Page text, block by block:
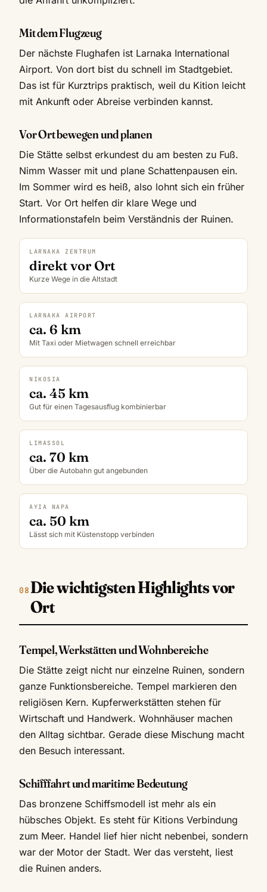
Mit dem Flugzeug
Der nächste Flughafen ist Larnaka International
Airport. Von dort bist du schnell im Stadtgebiet.
Das ist für Kurztrips praktisch, weil du Kition leicht
mit Ankunft oder Abreise verbinden kannst.
Vor Ort bewegen und planen
Die Stätte selbst erkundest du am besten zu Fuß.
Nimm Wasser mit und plane Schattenpausen ein.
Im Sommer wird es heiß, also lohnt sich ein früher
Start. Vor Ort helfen dir klare Wege und
Informationstafeln beim Verständnis der Ruinen.
LARNAKA ZENTRUM
direkt vor Ort
Kurze Wege in die Altstadt
LARNAKA AIRPORT
ca. 6 km
Mit Taxi oder Mietwagen schnell erreichbar
NIKOSIA
ca. 45 km
Gut für einen Tagesausflug kombinierbar
LIMASSOL
ca. 70 km
Über die Autobahn gut angebunden
AYIA NAPA
ca. 50 km
Lässt sich mit Küstenstopp verbinden
Die wichtigsten Highlights vor
Ort
Tempel, Werkstätten und Wohnbereiche
Die Stätte zeigt nicht nur einzelne Ruinen, sondern
ganze Funktionsbereiche. Tempel markieren den
religiösen Kern. Kupferwerkstätten stehen für
Wirtschaft und Handwerk. Wohnhäuser machen
den Alltag sichtbar. Gerade diese Mischung macht
den Besuch interessant.
Schifffahrt und maritime Bedeutung
Das bronzene Schiffsmodell ist mehr als ein
hübsches Objekt. Es steht für Kitions Verbindung
zum Meer. Handel lief hier nicht nebenbei, sondern
war der Motor der Stadt. Wer das versteht, liest
die Ruinen anders.